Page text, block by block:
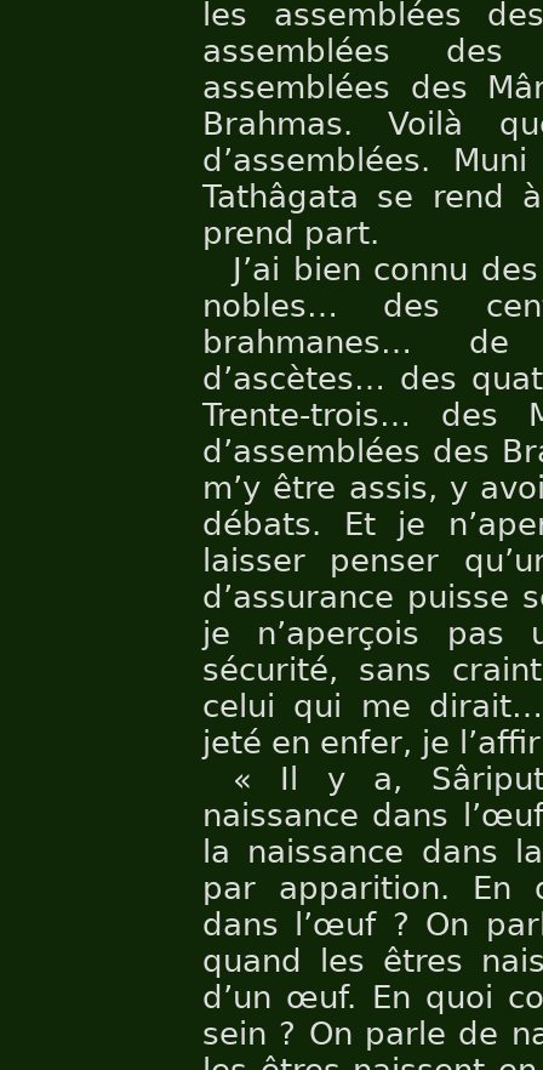
les assemblées
assemblées
assemblées des
Brahmas. Voilà
d’assemblées.
Tathâgata se rend
prend part.
J’ai bien connu
nobles… des
brahmanes…
d’ascètes… des
Trente-trois… des
d’assemblées des
m’y être assis, y
débats. Et je
laisser penser
d’assurance puisse
je n’aperçois
sécurité, sans
celui qui me
jeté en enfer, je
« Il y a,
naissance dans
la naissance dans
par apparition. En
dans l’œuf ? On
quand les êtres
d’un œuf. En quoi
sein ? On parle de